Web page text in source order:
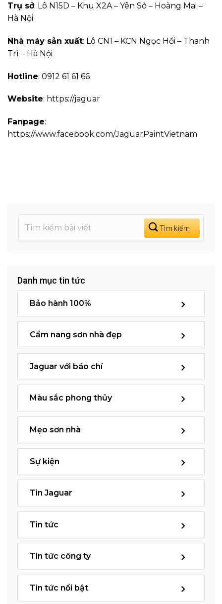
Trụ sở: Lô N15D – Khu X2A – Yên Sở – Hoàng Mai –
Hà Nội
Nhà máy sản xuất: Lô CN1 – KCN Ngọc Hồi – Thanh
Trì – Hà Nội
Hotline: 0912 61 61 66
Website: https://jaguar
Fanpage:
https://www.facebook.com/JaguarPaintVietnam
Danh mục tin tức
Bảo hành 100%
Cẩm nang sơn nhà đẹp
Jaguar với báo chí
Màu sắc phong thủy
Mẹo sơn nhà
Sự kiện
Tin Jaguar
Tin tức
Tin tức công ty
Tin tức nổi bật